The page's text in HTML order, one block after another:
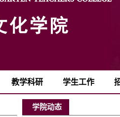
教学科研 学生工作
学院动态